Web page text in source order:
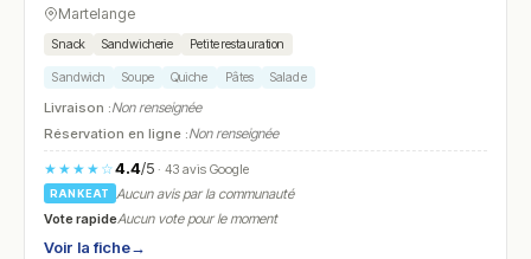
Martelange
Snack Sandwicherie Petite restauration
Sandwich Soupe Quiche Pâtes Salade
Livraison :Non renseignée
Réservation en ligne :Non renseignée
★★★★☆4.4/5· 43 avis Google
RANKEAT
Aucun avis par la communauté
Vote rapideAucun vote pour le moment
Voir la fiche→